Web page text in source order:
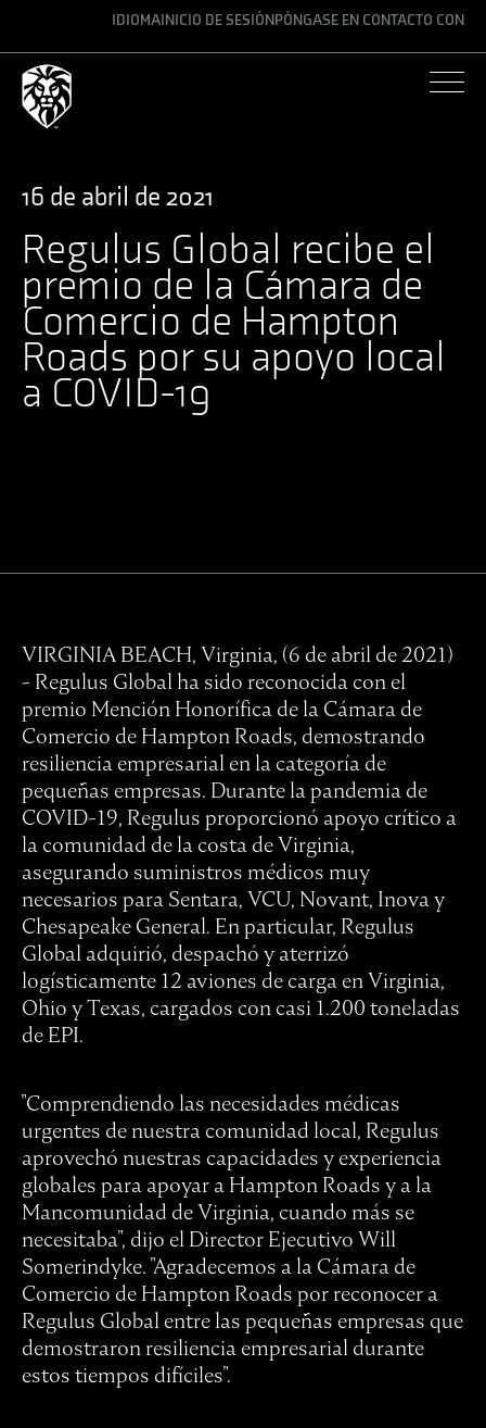
IDIOMAINICIO DE SESIÓNPÓNGASE EN CONTACTO CON
16 de abril de 2021
Regulus Global recibe el
premio de la Cámara de
Comercio de Hampton
Roads por su apoyo local
a COVID-19
VIRGINIA BEACH, Virginia, (6 de abril de 2021)
- Regulus Global ha sido reconocida con el
premio Mención Honorífica de la Cámara de
Comercio de Hampton Roads, demostrando
resiliencia empresarial en la categoría de
pequeñas empresas. Durante la pandemia de
COVID-19, Regulus proporcionó apoyo crítico a
la comunidad de la costa de Virginia,
asegurando suministros médicos muy
necesarios para Sentara, VCU, Novant, Inova y
Chesapeake General. En particular, Regulus
Global adquirió, despachó y aterrizó
logísticamente 12 aviones de carga en Virginia,
Ohio y Texas, cargados con casi 1.200 toneladas
de EPI.
"Comprendiendo las necesidades médicas
urgentes de nuestra comunidad local, Regulus
aprovechó nuestras capacidades y experiencia
globales para apoyar a Hampton Roads y a la
Mancomunidad de Virginia, cuando más se
necesitaba", dijo el Director Ejecutivo Will
Somerindyke. "Agradecemos a la Cámara de
Comercio de Hampton Roads por reconocer a
Regulus Global entre las pequeñas empresas que
demostraron resiliencia empresarial durante
estos tiempos difíciles".